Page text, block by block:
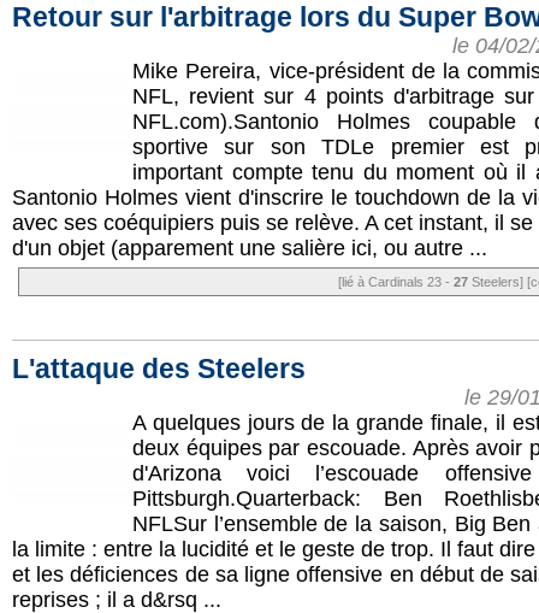
Retour sur l'arbitrage lors du Super
le 04/
Mike Pereira, vice-président de la
NFL, revient sur 4 points d'arbitrage
NFL.com).Santonio Holmes
sportive sur son TDLe premier est
important compte tenu du moment où il
Santonio Holmes vient d'inscrire le touchdown de la
avec ses coéquipiers puis se relève. A cet instant, il
d'un objet (apparement une salière ici, ou autre ...
[lié à Cardinals 23 - 27 Steelers]
L'attaque des Steelers
le 29/
A quelques jours de la grande finale, il
deux équipes par escouade. Après avoir
d'Arizona voici l’escouade
Pittsburgh.Quarterback: Ben
NFLSur l’ensemble de la saison, Big
la limite : entre la lucidité et le geste de trop. Il faut
et les déficiences de sa ligne offensive en début de
reprises ; il a d&rsq ...